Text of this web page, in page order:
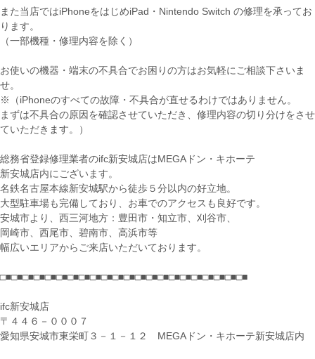
また当店ではiPhoneをはじめiPad・Nintendo Switch の修理を承ってお
ります。
（一部機種・修理内容を除く）
お使いの機器・端末の不具合でお困りの方はお気軽にご相談下さいま
せ。
※（iPhoneのすべての故障・不具合が直せるわけではありません。
まずは不具合の原因を確認させていただき、修理内容の切り分けをさせ
ていただきます。）
総務省登録修理業者のifc新安城店はMEGAドン・キホーテ
新安城店内にございます。
名鉄名古屋本線新安城駅から徒歩５分以内の好立地。
大型駐車場も完備しており、お車でのアクセスも良好です。
安城市より、西三河地方：豊田市・知立市、刈谷市、
岡崎市、西尾市、碧南市、高浜市等
幅広いエリアからご来店いただいております。
□■□■□■□■□■□■□■□■□■□■□■□■□■□■□■□■□■□■□■□■□■□■
ifc新安城店
〒４４６－０００７
愛知県安城市東栄町３－１－１２ MEGAドン・キホーテ新安城店内